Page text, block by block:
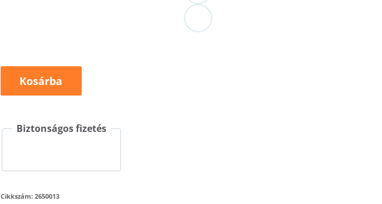
Journey
265
Kosárba
Biztonságos fizetés
Cikkszám:2650013